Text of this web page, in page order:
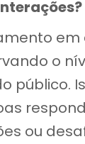
em
o
público.
ou